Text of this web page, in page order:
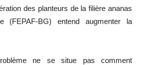
des planteurs de la filière ananas
(FEPAF-BG) entend augmenter la
ne se situe pas comment